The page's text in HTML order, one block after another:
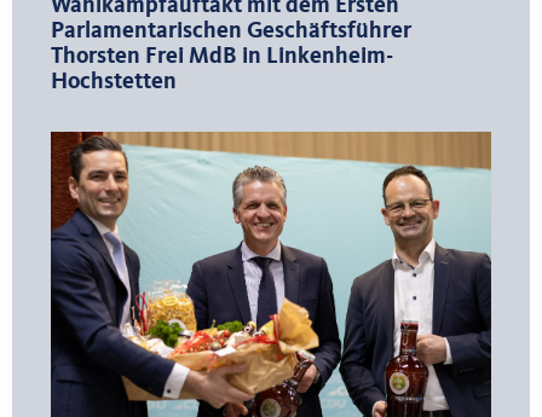
Parlamentarischen Geschäftsführer
Thorsten Frei MdB in Linkenheim-
Hochstetten